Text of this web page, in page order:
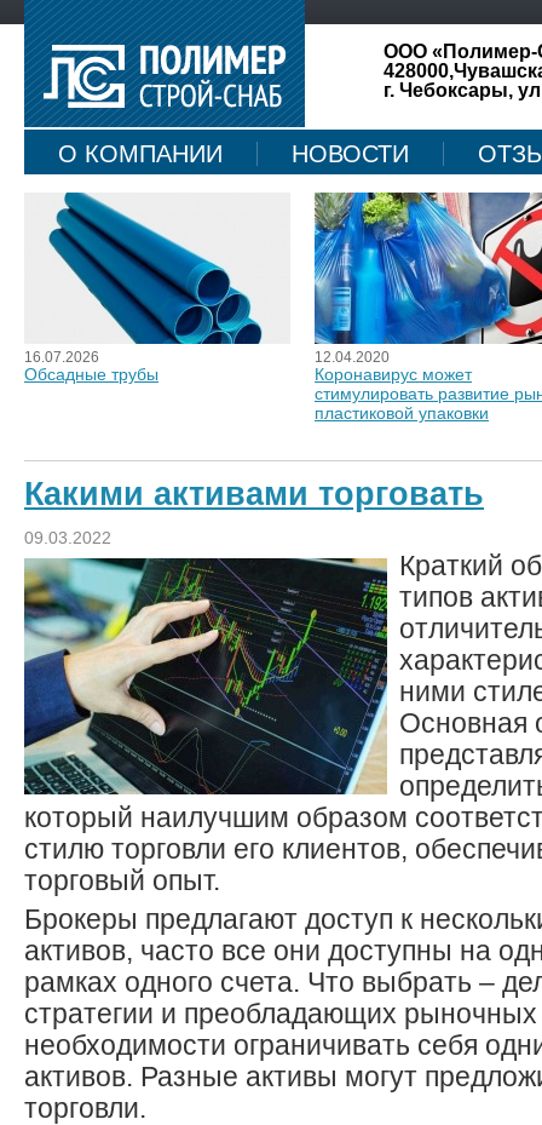
ООО «Полимер-
г. Чебоксары,
О КОМПАНИИ НОВОСТИ
КАРТА САЙТА
16.07.2026
Обсадные трубы
12.04.2020
Коронавирус может
стимулировать развитие
пластиковой упаковки
Какими активами торговать
09.03.2022
Краткий
типов
ними
Основная
который наилучшим образом
стилю торговли его клиентов,
торговый опыт.
Брокеры предлагают доступ к
активов, часто все они доступны на
рамках одного счета. Что выбрать –
стратегии и преобладающих
необходимости ограничивать себя
активов. Разные активы могут
торговли.